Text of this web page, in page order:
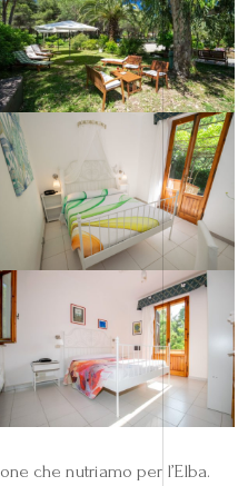
che nutriamo per l’Elba.